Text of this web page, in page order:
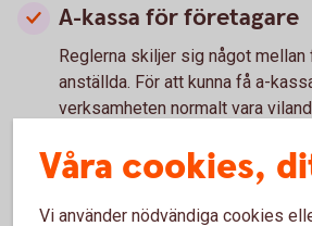
A-kassa för företagare
Reglerna skiljer sig något mellan
anställda. För att kunna få a-
verksamheten normalt vara
Det är därför bra att ta reda på
gör större förändringar i din
Våra cookies,
Vi använder nödvändiga cookies